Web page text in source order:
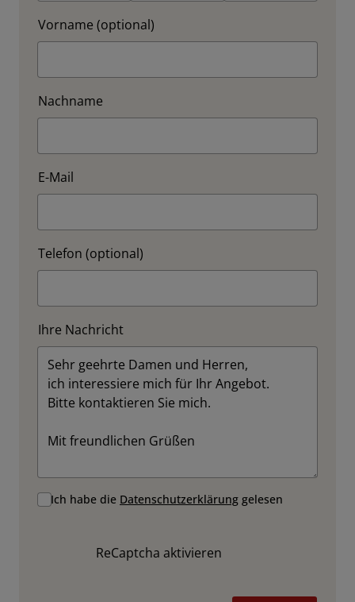
Vorname (optional)
Nachname
E-Mail
Telefon (optional)
Ihre Nachricht
Ich habe die Datenschutzerklärung gelesen
ReCaptcha aktivieren